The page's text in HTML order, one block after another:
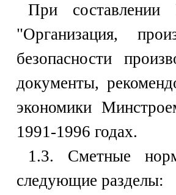
При
"Организация,
безопасности
документы,
экономики
1991-1996 годах.
1.3. Сметные
следующие разделы: